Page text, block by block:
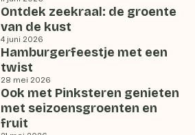
Ontdek zeekraal: de groente
van de kust
4 juni 2026
Hamburgerfeestje met een
twist
28 mei 2026
Ook met Pinksteren genieten
met seizoensgroenten en
fruit